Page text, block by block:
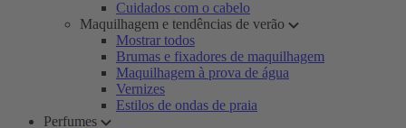
Cuidados com o cabelo
Maquilhagem e tendências de verão
Mostrar todos
Brumas e fixadores de maquilhagem
Maquilhagem à prova de água
Vernizes
Estilos de ondas de praia
Perfumes